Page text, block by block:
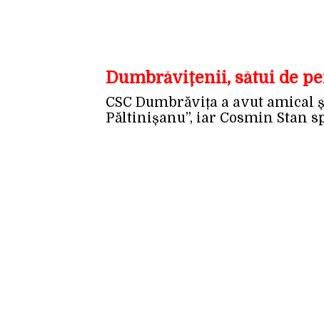
Dumbrăvițenii, sătui de
CSC Dumbrăvița a avut amical
Păltinișanu”, iar Cosmin Stan